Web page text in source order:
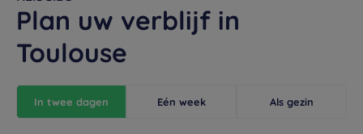
Plan uw verblijf in
Toulouse
In twee dagen Eén week Als gezin